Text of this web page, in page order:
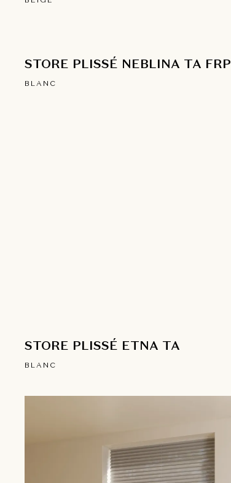
STORE PLISSÉ NEBLINA TA FRP
BLANC
STORE PLISSÉ ETNA TA
BLANC